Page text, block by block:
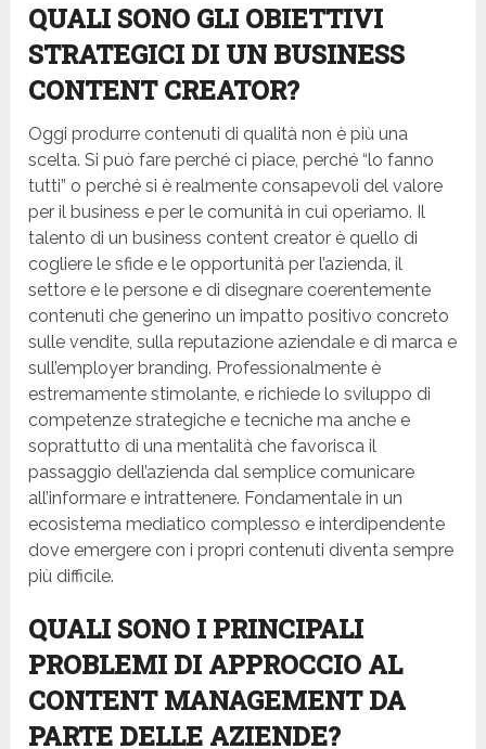
QUALI SONO GLI OBIETTIVI
STRATEGICI DI UN BUSINESS
CONTENT CREATOR?
Oggi produrre contenuti di qualità non è più una
scelta. Si può fare perché ci piace, perché “lo fanno
tutti” o perché si è realmente consapevoli del valore
per il business e per le comunità in cui operiamo. Il
talento di un business content creator è quello di
cogliere le sfide e le opportunità per l’azienda, il
settore e le persone e di disegnare coerentemente
contenuti che generino un impatto positivo concreto
sulle vendite, sulla reputazione aziendale e di marca e
sull’employer branding. Professionalmente è
estremamente stimolante, e richiede lo sviluppo di
competenze strategiche e tecniche ma anche e
soprattutto di una mentalità che favorisca il
passaggio dell’azienda dal semplice comunicare
all’informare e intrattenere. Fondamentale in un
ecosistema mediatico complesso e interdipendente
dove emergere con i propri contenuti diventa sempre
più difficile.
QUALI SONO I PRINCIPALI
PROBLEMI DI APPROCCIO AL
CONTENT MANAGEMENT DA
PARTE DELLE AZIENDE?